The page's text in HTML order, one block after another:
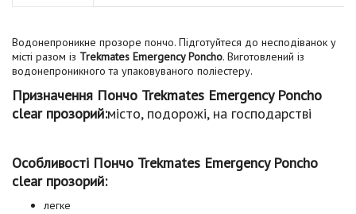
Водонепроникне прозоре пончо. Підготуйтеся до несподіванок у
місті разом із Trekmates Emergency Poncho. Виготовлений із
водонепроникного та упаковуваного поліестеру.
Призначення Пончо Trekmates Emergency Poncho
clear прозорий:місто, подорожі, на господарстві
Особливості Пончо Trekmates Emergency Poncho
clear прозорий:
легке